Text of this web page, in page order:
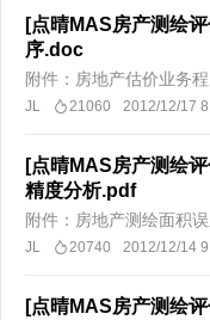
[点晴MAS房产测绘
序.doc
附件：房地产估价业务
JL 21060 2012/12/17
[点晴MAS房产测绘
精度分析.pdf
附件：房地产测绘面积
JL 20740 2012/12/14
[点晴MAS房产测绘